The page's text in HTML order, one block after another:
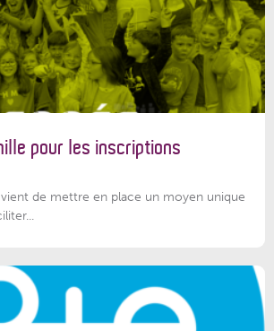
pour les inscriptions
vient de mettre en place un moyen unique